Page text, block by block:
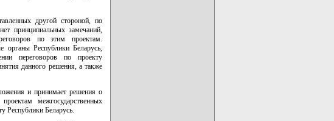
другой стороной, по
принципиальных замечаний,
по этим проектам.
органы Республики Беларусь,
переговоров по проекту
данного решения, а также
и принимает решения о
межгосударственных
Республики Беларусь.